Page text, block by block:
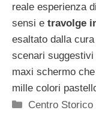
reale esperienza
sensi e travolge
esaltato dalla
scenari
maxi schermo
mille colori
Categorie
Centro Storico